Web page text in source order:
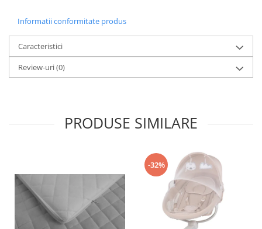
Lenjerie mamici
Olite
Seturi de hranire
Joaca si sport exterior
Corturi si casute copii
Baschet
SANIUTE
Informatii conformitate produs
Caracteristici
Review-uri(0)
PRODUSE SIMILARE
-32%